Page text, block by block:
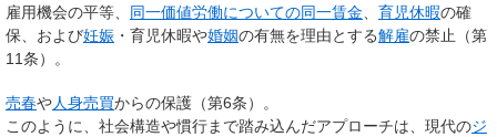
雇用機会の平等、 同一価値労働についての同一賃金 育児休暇の確
保、および妊娠 ・育児休暇や婚姻の有無を理由とする解雇の禁止（第
11条）。
売春や人身売買からの保護（第6条）。
このように、社会構造や慣行まで踏み込んだアプローチは、現代のジ